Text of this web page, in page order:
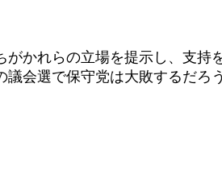
かれらの立場を提示し、支持
会選で保守党は大敗するだろ